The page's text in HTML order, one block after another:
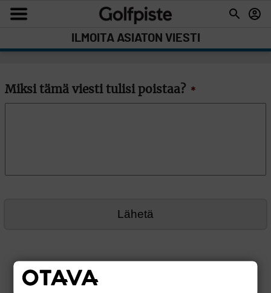
ILMOITA ASIATON VIESTI
Miksi tämä viesti tulisi poistaa? *